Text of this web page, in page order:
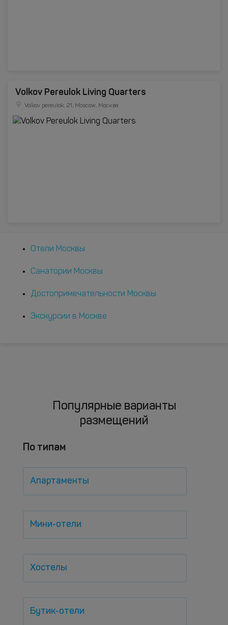
Volkov Pereulok Living Quarters
Volkov pereulok, 21, Moscow, Москва
Отели Москвы
Санатории Москвы
Достопримечательности Москвы
Экскурсии в Москве
Популярные варианты
размещений
По типам
Апартаменты
Мини-отели
Хостелы
Бутик-отели